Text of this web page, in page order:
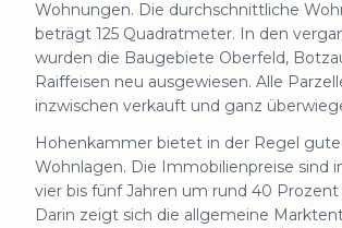
Wohnungen. Die durchschnittliche
beträgt 125 Quadratmeter. In den
wurden die Baugebiete Oberfeld,
Raiffeisen neu ausgewiesen. Alle
inzwischen verkauft und ganz
Hohenkammer bietet in der Regel
Wohnlagen. Die Immobilienpreise sind
vier bis fünf Jahren um rund 40
Darin zeigt sich die allgemeine